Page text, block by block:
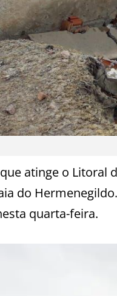
atinge o Litoral
do
quarta-feira.